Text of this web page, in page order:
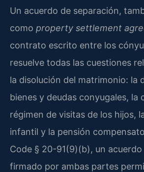
Un acuerdo de separación,
como property settlement
contrato escrito entre los
resuelve todas las cuestiones
la disolución del matrimonio: la
bienes y deudas conyugales, la
régimen de visitas de los hijos,
infantil y la pensión
Code § 20-91(9)(b), un
firmado por ambas partes